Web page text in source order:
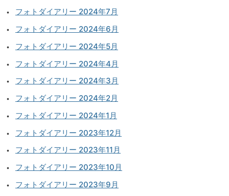
フォトダイアリー 2024年7月
フォトダイアリー 2024年6月
フォトダイアリー 2024年5月
フォトダイアリー 2024年4月
フォトダイアリー 2024年3月
フォトダイアリー 2024年2月
フォトダイアリー 2024年1月
フォトダイアリー 2023年12月
フォトダイアリー 2023年11月
フォトダイアリー 2023年10月
フォトダイアリー 2023年9月